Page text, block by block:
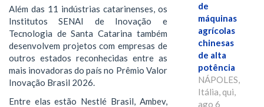
Além das 11 indústrias catarinenses, os
Institutos SENAI de Inovação e
Tecnologia de Santa Catarina também
desenvolvem projetos com empresas de
outros estados reconhecidas entre as
mais inovadoras do país no Prêmio Valor
Inovação Brasil 2026.
Entre elas estão Nestlé Brasil, Ambev,
de
máquinas
agrícolas
chinesas
de alta
potência
NÁPOLES,
Itália, qui,
ago 6